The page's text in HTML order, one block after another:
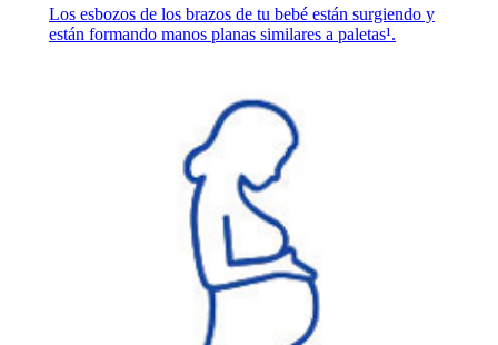
Los esbozos de los brazos de tu bebé están surgiendo y
están formando manos planas similares a paletas¹.